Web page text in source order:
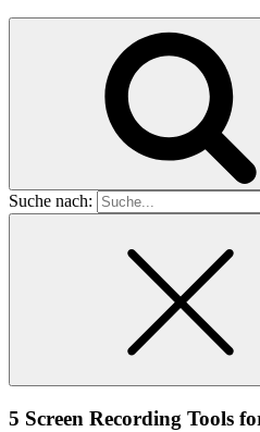
Suche nach:
5 Screen Recording Tools